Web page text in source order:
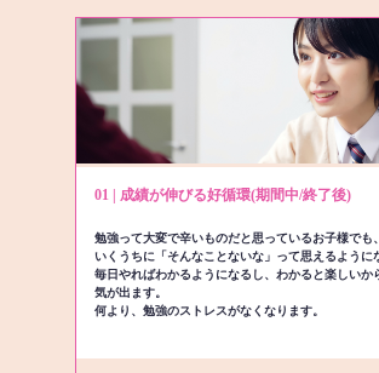
01 | 成績が伸びる好循環(期間中/終了後)
勉強って大変で辛いものだと思っているお子様でも
いくうちに「そんなことないな」って思えるように
毎日やればわかるようになるし、わかると楽しいか
気が出ます。
何より、勉強のストレスがなくなります。